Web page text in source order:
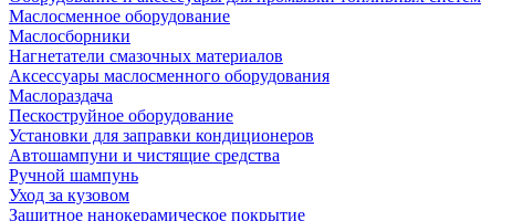
Маслосменное оборудование
Маслосборники
Нагнетатели смазочных материалов
Аксессуары маслосменного оборудования
Маслораздача
Пескоструйное оборудование
Установки для заправки кондиционеров
Автошампуни и чистящие средства
Ручной шампунь
Уход за кузовом
Защитное нанокерамическое покрытие